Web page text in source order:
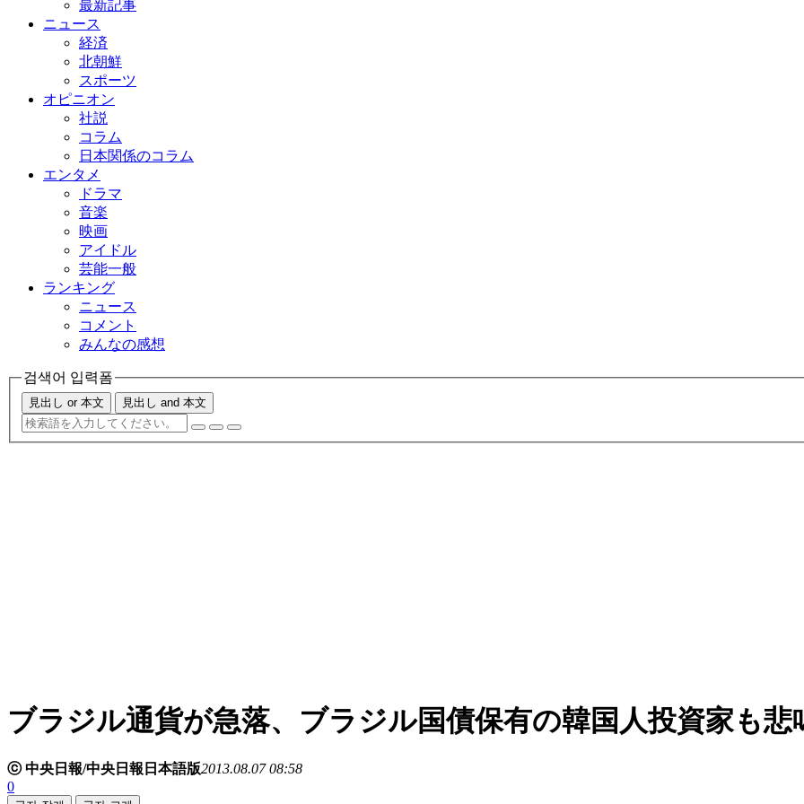
最新記事
ニュース
経済
北朝鮮
スポーツ
オピニオン
社説
コラム
日本関係のコラム
エンタメ
ドラマ
音楽
映画
アイドル
芸能一般
ランキング
ニュース
コメント
みんなの感想
검색어 입력폼
見出し or 本文 見出し and 本文
ブラジル通貨が急落、ブラジル国債保有の韓国人投資家も悲
ⓒ 中央日報/中央日報日本語版2013.08.07 08:58
0